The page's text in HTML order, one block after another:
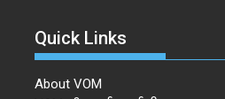
Quick Links
About VOM